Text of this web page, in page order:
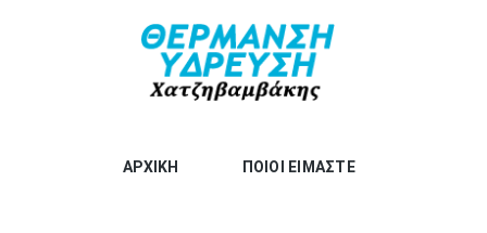
ΑΡΧΙΚΗ ΠΟΙΟΙ ΕΙΜΑΣΤΕ